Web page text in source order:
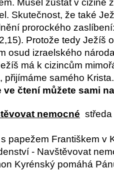
Skutečnost, že také
prorockého
Protože tedy Ježíš
osud izraelského
má k cizincům
přijímáme samého
ve čtení můžete sami
nemocné
papežem Františkem v
- Navštěvovat
Kyrénský pomáhá